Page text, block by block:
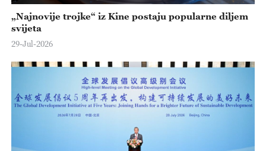
„Najnovije trojke“ iz Kine postaju popularne diljem
svijeta
29-Jul-2026